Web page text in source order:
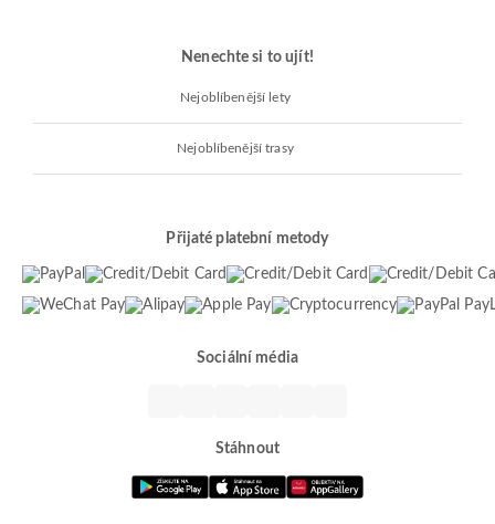
Nenechte si to ujít!
Nejoblíbenější lety
Nejoblíbenější trasy
Přijaté platební metody
Sociální média
Stáhnout